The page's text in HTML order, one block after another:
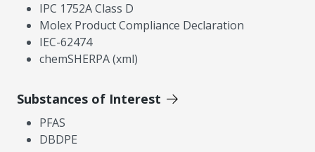
IPC 1752A Class D
Molex Product Compliance Declaration
IEC-62474
chemSHERPA (xml)
Substances of Interest
PFAS
DBDPE